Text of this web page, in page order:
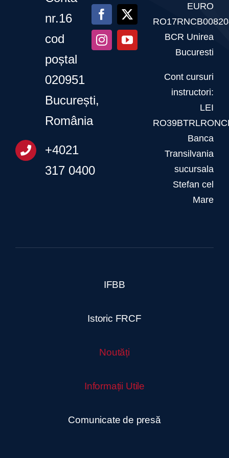
nr.16
cod
poștal
020951
București,
România
+4021
317 0400
EURO
BCR Unirea
Bucuresti
Cont cursuri
instructori:
LEI
Banca
Transilvania
sucursala
Stefan cel
Mare
IFBB
Istoric FRCF
Noutăți
Informații Utile
Comunicate de presă